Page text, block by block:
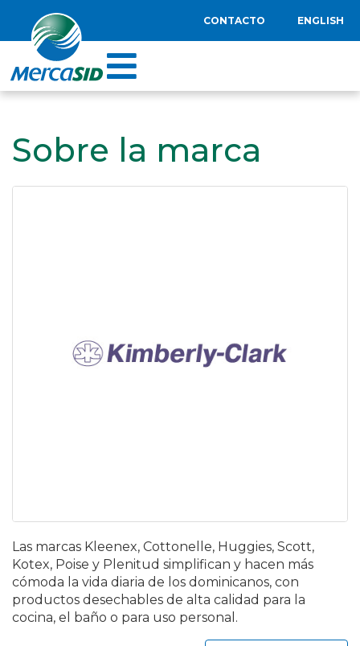
CONTACTO ENGLISH
Sobre la marca
Las marcas Kleenex, Cottonelle, Huggies, Scott,
Kotex, Poise y Plenitud simplifican y hacen más
cómoda la vida diaria de los dominicanos, con
productos desechables de alta calidad para la
cocina, el baño o para uso personal.